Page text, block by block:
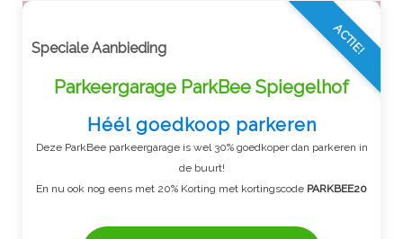
Speciale Aanbieding
Parkeergarage ParkBee Spiegelhof
Héél goedkoop parkeren
Deze ParkBee parkeergarage is wel 30% goedkoper dan parkeren in
de buurt!
En nu ook nog eens met 20% Korting met kortingscode PARKBEE20
ACTIE!